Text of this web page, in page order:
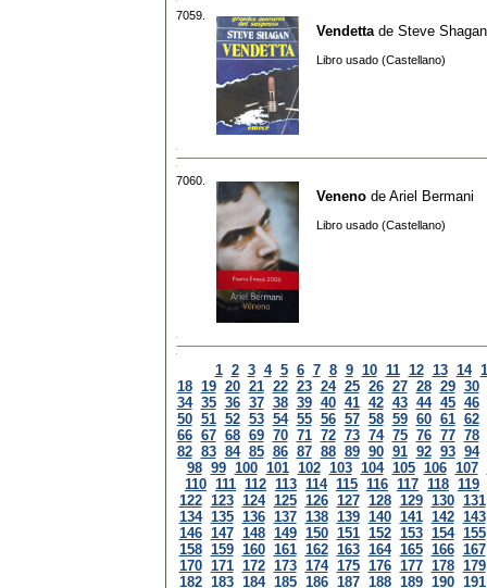
7059.
Vendetta de Steve Shagan
Libro usado (Castellano)
7060.
Veneno de Ariel Bermani
Libro usado (Castellano)
1 2 3 4 5 6 7 8 9 10 11 12 13 14
18 19 20 21 22 23 24 25 26 27 28 29 30
34 35 36 37 38 39 40 41 42 43 44 45 46
50 51 52 53 54 55 56 57 58 59 60 61 62
66 67 68 69 70 71 72 73 74 75 76 77 78
82 83 84 85 86 87 88 89 90 91 92 93 94
98 99 100 101 102 103 104 105 106 107
110 111 112 113 114 115 116 117 118 119
122 123 124 125 126 127 128 129 130 131
134 135 136 137 138 139 140 141 142 143
146 147 148 149 150 151 152 153 154 155
158 159 160 161 162 163 164 165 166 167
170 171 172 173 174 175 176 177 178 179
182 183 184 185 186 187 188 189 190 191